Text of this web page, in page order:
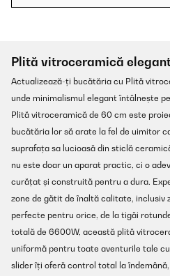
Plită vitroceramică
Actualizează-ți bucătăria cu Plită
unde minimalismul elegant întâlnește
Plită vitroceramică de 60 cm este
bucătăria lor să arate la fel de uimitor
suprafața sa lucioasă din sticlă
nu este doar un aparat practic, ci o
curățat și construită pentru a dura.
zone de gătit de înaltă calitate, inclusiv
perfecte pentru orice, de la tigăi
totală de 6600W, această plită
uniformă pentru toate aventurile tale
slider îți oferă control total la